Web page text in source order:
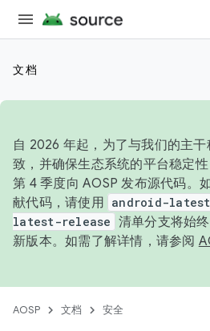
文档
自 2026 年起，为了与我们的主
致，并确保生态系统的平台稳定
第 4 季度向 AOSP 发布源代码。
献代码，请使用 android-
latest-release 清单分支将始
新版本。如需了解详情，请参阅
AOSP 文档 安全